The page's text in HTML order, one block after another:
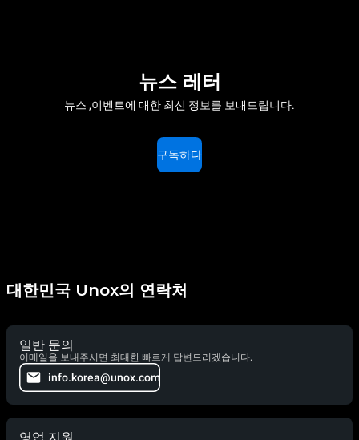
뉴스 레터
뉴스 ,이벤트에 대한 최신 정보를 보내드립니다.
구독하다
대한민국 Unox의 연락처
일반 문의
이메일을 보내주시면 최대한 빠르게 답변드리겠습니다.
info.korea@unox.com